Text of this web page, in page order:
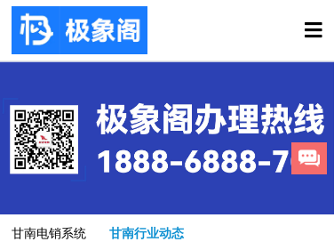
甘南电销系统 甘南行业动态